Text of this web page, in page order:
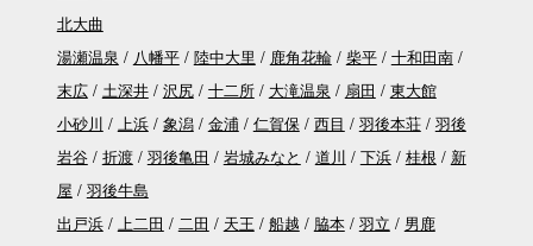
北大曲
湯瀬温泉
八幡平 陸中大里 鹿角花輪 柴平
十和田南
末広
土深井 沢尻 十二所 大滝温泉 扇田
東大館
小砂川
上浜 象潟 金浦 仁賀保 西目 羽後本荘
羽後
岩谷
折渡 羽後亀田 岩城みなと 道川 下浜 桂根
新
屋
羽後牛島
出戸浜
上二田 二田 天王 船越 脇本 羽立 男鹿